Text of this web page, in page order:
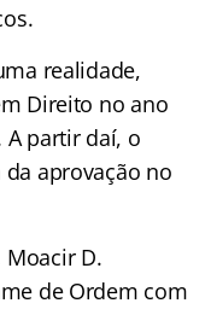
realidade,
Direito no ano
A partir daí, o
aprovação no
D.
de Ordem com